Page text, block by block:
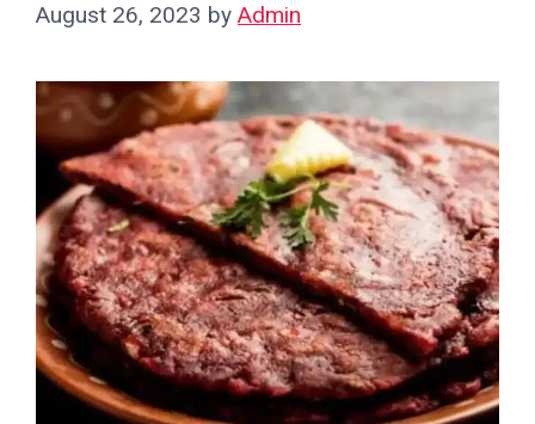
August 26, 2023 by Admin